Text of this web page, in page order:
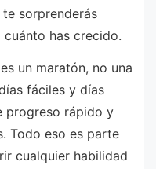
sorprenderás
has crecido.
un maratón, no una
fáciles y días
progreso rápido y
Todo eso es parte
cualquier habilidad